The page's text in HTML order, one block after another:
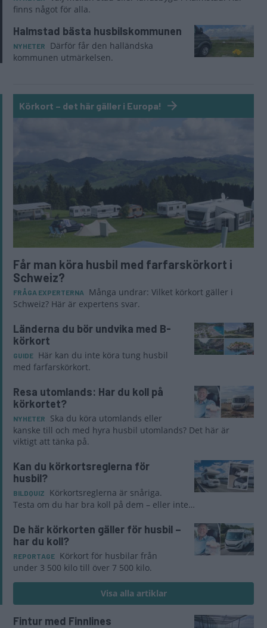
finns något för alla.
Halmstad bästa husbilskommunen
NYHETER
Därför får den halländska
kommunen utmärkelsen.
Körkort – det här gäller i Europa!
Får man köra husbil med farfarskörkort i
Schweiz?
FRÅGA EXPERTERNA
Många undrar: Vilket körkort gäller i
Schweiz? Här är expertens svar.
Länderna du bör undvika med B-
körkort
GUIDE
Här kan du inte köra tung husbil
med farfarskörkort.
Resa utomlands: Har du koll på
körkortet?
NYHETER
Ska du köra utomlands eller
kanske till och med hyra husbil utomlands? Det här är
viktigt att tänka på.
Kan du körkortsreglerna för
husbil?
BILDQUIZ
Körkortsreglerna är snåriga.
Testa om du har bra koll på dem – eller inte…
De här körkorten gäller för husbil –
har du koll?
REPORTAGE
Körkort för husbilar från
under 3 500 kilo till över 7 500 kilo.
Visa alla artiklar
Fintur med Finnlines